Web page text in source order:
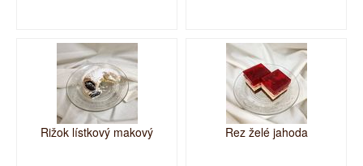
Rižok lístkový makový Rez želé jahoda